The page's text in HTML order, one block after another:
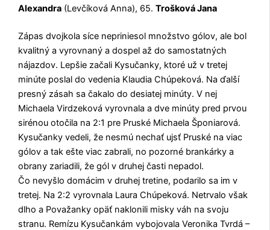
Alexandra (Levčíková Anna), 65.Trošková Jana
Zápas dvojkola síce nepriniesol množstvo gólov, ale bol
kvalitný a vyrovnaný a dospel až do samostatných
nájazdov. Lepšie začali Kysučanky, ktoré už v tretej
minúte poslal do vedenia Klaudia Chúpeková. Na ďalší
presný zásah sa čakalo do desiatej minúty. V nej
Michaela Virdzeková vyrovnala a dve minúty pred prvou
sirénou otočila na 2:1 pre Pruské Michaela Šponiarová.
Kysučanky vedeli, že nesmú nechať ujsť Pruské na viac
gólov a tak ešte viac zabrali, no pozorné brankárky a
obrany zariadili, že gól v druhej časti nepadol.
Čo nevyšlo domácim v druhej tretine, podarilo sa im v
tretej. Na 2:2 vyrovnala Laura Chúpeková. Netrvalo však
dlho a Považanky opäť naklonili misky váh na svoju
stranu. Remízu Kysučankám vybojovala Veronika Tvrdá –